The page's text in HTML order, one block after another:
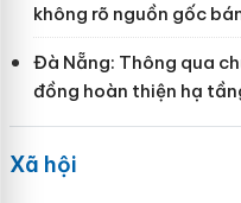
không rõ nguồn gốc
Đà Nẵng: Thông qua
đồng hoàn thiện hạ
Xã hội